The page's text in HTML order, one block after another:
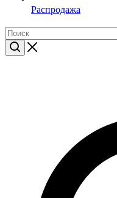
Распродажа